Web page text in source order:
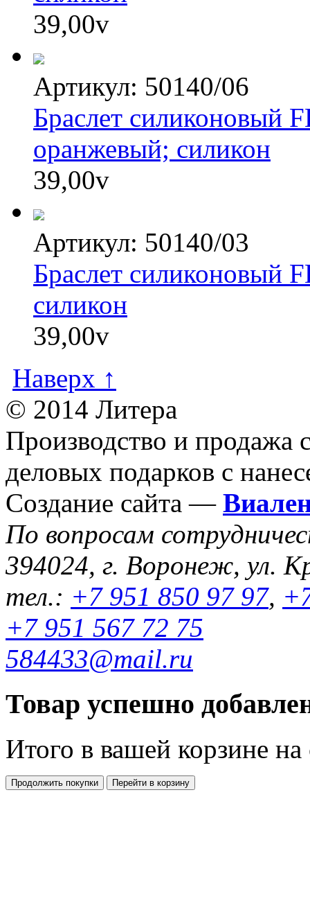
39,00v
Артикул: 50140/06
Браслет силиконовый
оранжевый; силикон
39,00v
Артикул: 50140/03
Браслет силиконовый
силикон
39,00v
Наверх ↑
© 2014 Литера
Производство и продажа
деловых подарков с
Создание сайта —
По вопросам
394024, г. Воронеж, ул.
тел.: +7 951 850 97 97,
+7 951 567 72 75
584433@mail.ru
Товар успешно
Итого в вашей корзине
Продолжить покупки Перейти в корзину